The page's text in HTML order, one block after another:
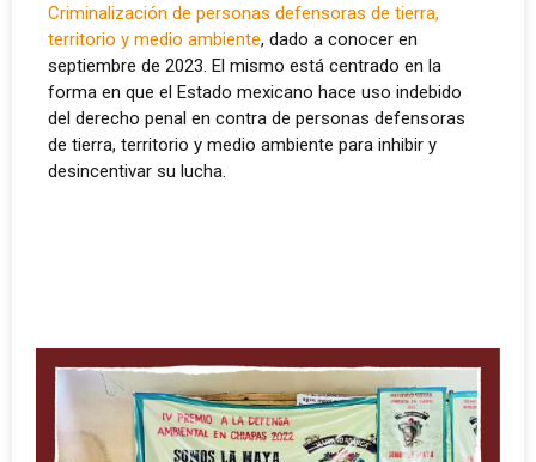
Criminalización de personas defensoras de tierra,
territorio y medio ambiente, dado a conocer en
septiembre de 2023. El mismo está centrado en la
forma en que el Estado mexicano hace uso indebido
del derecho penal en contra de personas defensoras
de tierra, territorio y medio ambiente para inhibir y
desincentivar su lucha.